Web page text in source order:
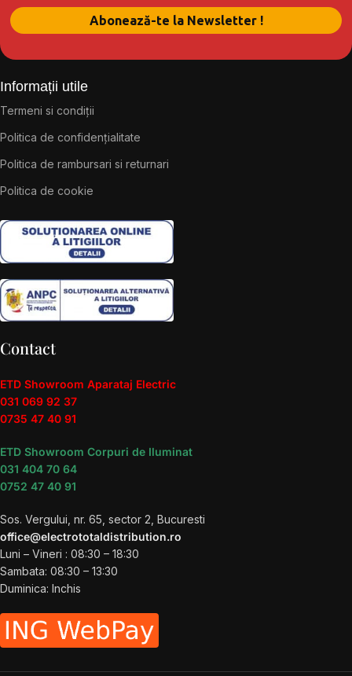
Informații utile
Termeni si condiții
Politica de confidențialitate
Politica de rambursari si returnari
Politica de cookie
Contact
ETD Showroom Aparataj Electric
031 069 92 37
0735 47 40 91
ETD Showroom Corpuri de Iluminat
031 404 70 64
0752 47 40 91
Sos. Vergului, nr. 65, sector 2, Bucuresti
office@electrototaldistribution.ro
Luni – Vineri : 08:30 – 18:30
Sambata: 08:30 – 13:30
Duminica: Inchis